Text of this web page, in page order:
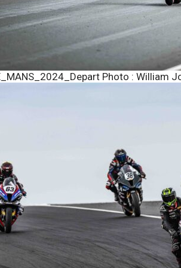
Photo : William